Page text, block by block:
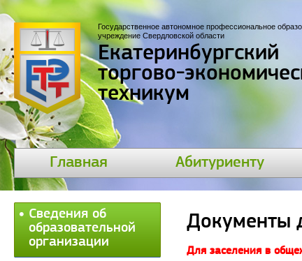
Государственное автономное профессиональное
учреждение Свердловской области
Екатеринбургский
торгово-
техникум
Главная Абитуриенту
Сведения об
образовательной
организации
Документы
Для заселения в